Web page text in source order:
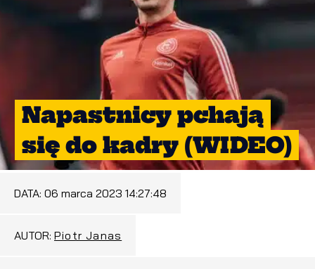
Napastnicy pchają
się do kadry (WIDEO)
DATA: 06 marca 2023 14:27:48
AUTOR: Piotr Janas